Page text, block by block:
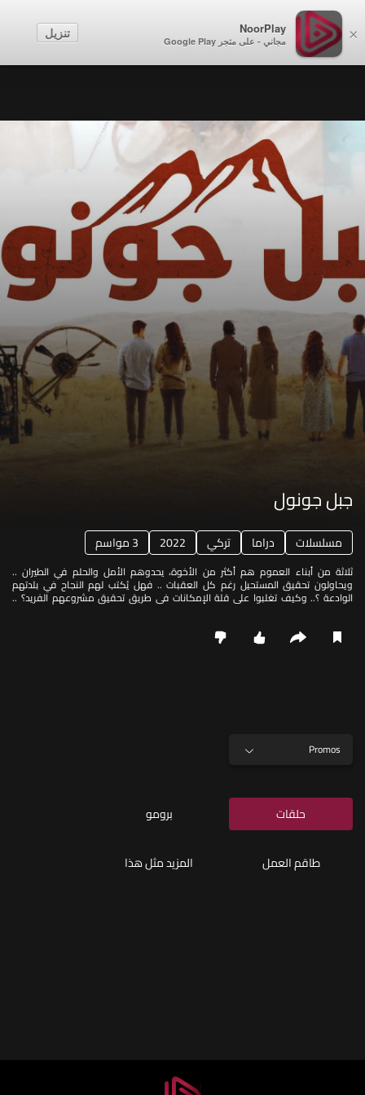
×
NoorPlay
مجاني - على متجر Google Play
تنزيل
جبل جونول
مسلسلات دراما تركي 2022 3 مواسم
ثلاثة من أبناء العموم هم أكثر من الأخوة، يحدوهم الأمل والحلم في الطيران ..
ويحاولون تحقيق المستحيل رغم كل العقبات .. فهل يُكتب لهم النجاح في بلدتهم
الوادعة ؟.. وكيف تغلبوا على قلة الإمكانات في طريق تحقيق مشروعهم الفريد؟ ..
Promos
حلقات برومو
طاقم العمل المزيد مثل هذا